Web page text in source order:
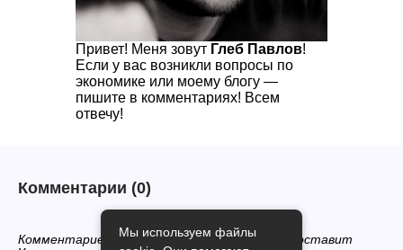
Привет! Меня зовут Глеб Павлов!
Если у вас возникли вопросы по
экономике или моему блогу —
пишите в комментариях! Всем
отвечу!
Комментарии (0)
Комментариев нет, будьте первым кто его оставит
Мы используем файлы